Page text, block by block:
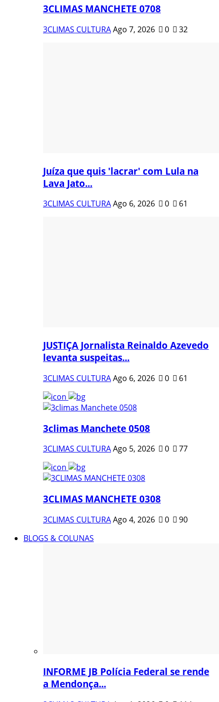
3CLIMAS MANCHETE 0708
3CLIMAS CULTURAAgo 7, 2026 0 32
Juíza que quis 'lacrar' com Lula na
Lava Jato...
3CLIMAS CULTURAAgo 6, 2026 0 61
JUSTIÇA Jornalista Reinaldo Azevedo
levanta suspeitas...
3CLIMAS CULTURAAgo 6, 2026 0 61
3climas Manchete 0508
3CLIMAS CULTURAAgo 5, 2026 0 77
3CLIMAS MANCHETE 0308
3CLIMAS CULTURAAgo 4, 2026 0
90
BLOGS & COLUNAS
INFORME JB Polícia Federal se rende
a Mendonça...